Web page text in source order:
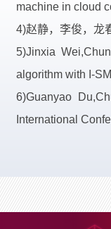
machine in cloud
4)赵静，李俊，龙
5)Jinxia
algorithm with I-
6)Guanyao
International